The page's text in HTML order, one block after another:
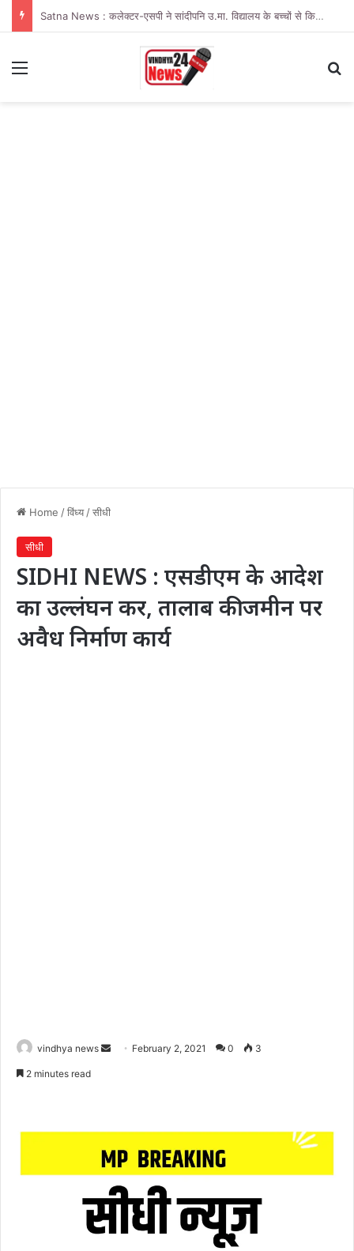
Satna News : कलेक्टर-एसपी ने सांदीपनि उ.मा. विद्यालय के बच्चों से किया संवाद
Menu
Home /विंध्य /सीधी
सीधी
SIDHI NEWS : एसडीएम के आदेश
का उल्लंघन कर, तालाब की जमीन पर
अवैध निर्माण कार्य
vindhya news
Send February 2, 2021 0 3
2 minutes read